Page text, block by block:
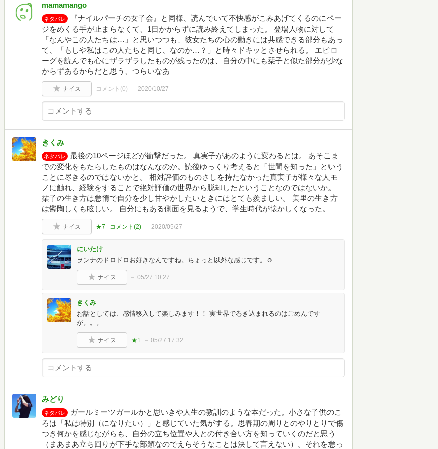
mamamango
ネタバレ
『ナイルパーチの女子会』と同様、読んでいて不快感がこみあげてくるのにペー
ジをめくる手が止まらなくて、1日かからずに読み終えてしまった。 登場人物に対して
「なんやこの人たちは…」と思いつつも、彼女たちの心の動きには共感できる部分もあっ
て、「もしや私はこの人たちと同じ、なのか…？」と時々ドキッとさせられる。 エピロ
ーグを読んでも心にザラザラしたものが残ったのは、自分の中にも栞子と似た部分が少な
からずあるからだと思う、つらいなあ
ナイス コメント(0) 2020/10/27
きくみ
ネタバレ
最後の10ページほどが衝撃だった。 真実子があのように変わるとは。 あそこま
での変化をもたらしたものはなんなのか。読後ゆっくり考えると「世間を知った」という
ことに尽きるのではないかと。 相対評価のものさしを持たなかった真実子が様々な人モ
ノに触れ、経験をすることで絶対評価の世界から脱却したということなのではないか。
栞子の生き方は怠惰で自分を少し甘やかしたいときにはとても羨ましい。 美里の生き方
は鬱陶しくも眩しい。 自分にもある側面を見るようで、学生時代が懐かしくなった。
ナイス ★7 コメント(2) 2020/05/27
にいたけ
ヲンナのドロドロお好きなんですね。ちょっと以外な感じです。☺️
ナイス 05/27 10:27
きくみ
お話としては、感情移入して楽しみます！！ 実世界で巻き込まれるのはごめんです
が。。。
ナイス ★1 05/27 17:32
みどり
ネタバレ
ガールミーツガールかと思いきや人生の教訓のような本だった。小さな子供のこ
ろは「私は特別（になりたい）」と感じていた気がする。思春期の周りとのやりとりで傷
つき何かを感じながらも、自分の立ち位置や人との付き合い方を知っていくのだと思う
（まあまあ立ち回りが下手な部類なのでえらそうなことは決して言えない）。それを怠っ